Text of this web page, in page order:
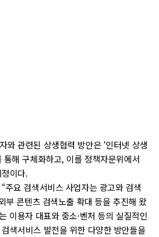
와 관련된 상생협력 방안은 ‘인터넷 상생
통해 구체화하고, 이를 정책자문위에서
이다.
주요 검색서비스 사업자는 광고와 검색
부 콘텐츠 검색노출 확대 등을 추진해 왔
이용자 대표와 중소·벤처 등의 실질적인
색서비스 발전을 위한 다양한 방안들을